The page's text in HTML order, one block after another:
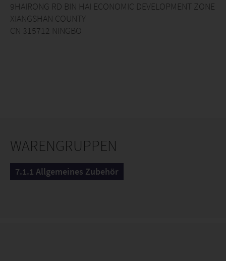
9HAIRONG RD BIN HAI ECONOMIC DEVELOPMENT ZONE
XIANGSHAN COUNTY
CN 315712 NINGBO
WARENGRUPPEN
7.1.1 Allgemeines Zubehör